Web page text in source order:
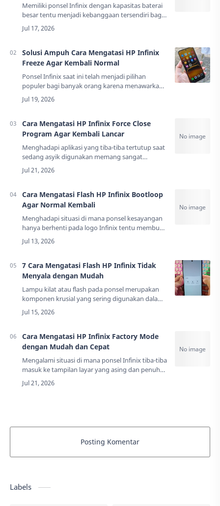
Memiliki ponsel Infinix dengan kapasitas baterai
besar tentu menjadi kebanggaan tersendiri bagi
banyak pengguna di Indonesia. Fitur pengisian
daya cepat atau yang sering dikenal de…
Solusi Ampuh Cara Mengatasi HP Infinix
Freeze Agar Kembali Normal
Ponsel Infinix saat ini telah menjadi pilihan
populer bagi banyak orang karena menawarkan
spesifikasi mumpuni dengan harga yang sangat
kompetitif. Perangkat ini biasanya hadir…
Cara Mengatasi HP Infinix Force Close
Program Agar Kembali Lancar
Menghadapi aplikasi yang tiba-tiba tertutup saat
sedang asyik digunakan memang sangat
menjengkelkan bagi pengguna smartphone.
Masalah ini sering kali muncul tanpa peringatan
Cara Mengatasi Flash HP Infinix Bootloop
Agar Normal Kembali
Menghadapi situasi di mana ponsel kesayangan
hanya berhenti pada logo Infinix tentu membuat
rencana hari ini sedikit berantakan. Masalah ini
sering disebut bootloop, sebuah ko…
7 Cara Mengatasi Flash HP Infinix Tidak
Menyala dengan Mudah
Lampu kilat atau flash pada ponsel merupakan
komponen krusial yang sering digunakan dalam
kondisi minim cahaya. Infinix sebagai salah satu
produsen ponsel populer seringkali mengha…
Cara Mengatasi HP Infinix Factory Mode
dengan Mudah dan Cepat
Mengalami situasi di mana ponsel Infinix tiba-tiba
masuk ke tampilan layar yang asing dan penuh
teks teknis tentu bisa memicu kepanikan. Layar
ini biasanya dikenal sebagai Factory …
Posting Komentar
Labels